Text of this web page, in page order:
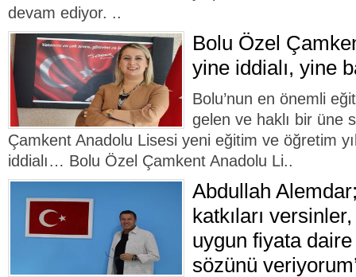
devam ediyor. ..
Bolu Özel
yine iddialı, yine
Bolu’nun en önemli
gelen ve haklı bir üne
Çamkent Anadolu Lisesi yeni eğitim ve öğretim
iddialı… Bolu Özel Çamkent Anadolu Li..
Abdullah
katkıları
uygun fiyata
sözünü